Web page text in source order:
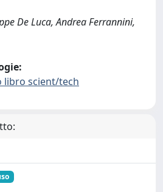
De Luca, Andrea Ferrannini,
libro scient/tech